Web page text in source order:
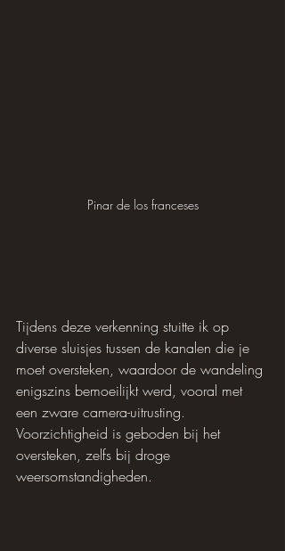
Pinar de los franceses
Tijdens deze verkenning stuitte ik op
diverse sluisjes tussen de kanalen die je
moet oversteken, waardoor de wandeling
enigszins bemoeilijkt werd, vooral met
een zware camera-uitrusting.
Voorzichtigheid is geboden bij het
oversteken, zelfs bij droge
weersomstandigheden.